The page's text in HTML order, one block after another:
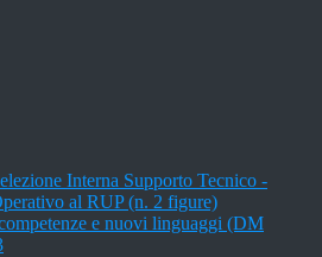
Interna Supporto Tecnico -
al RUP (n. 2 figure)
e nuovi linguaggi (DM